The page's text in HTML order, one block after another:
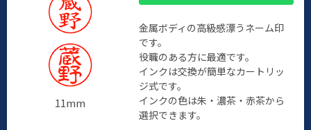
11mm
金属ボディの高級感漂うネーム印
です。
役職のある方に最適です。
インクは交換が簡単なカートリッ
ジ式です。
インクの色は朱・濃茶・赤茶から
選択できます。